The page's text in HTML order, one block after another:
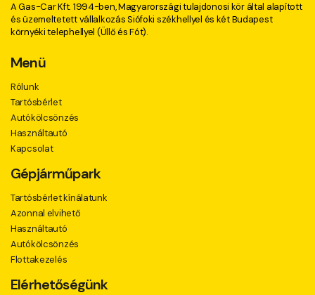
A Gas-Car Kft. 1994-ben, Magyarországi tulajdonosi kör által alapított
és üzemeltetett vállalkozás Siófoki székhellyel és két Budapest
környéki telephellyel (Üllő és Fót).
Menü
Rólunk
Tartósbérlet
Autókölcsönzés
Használtautó
Kapcsolat
Gépjárműpark
Tartósbérlet kínálatunk
Azonnal elvihető
Használtautó
Autókölcsönzés
Flottakezelés
Elérhetőségünk